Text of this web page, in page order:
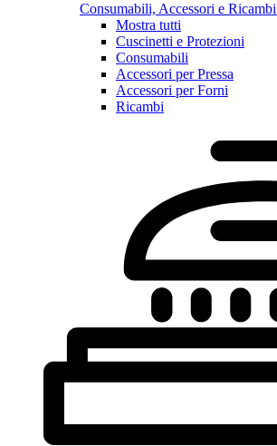
Consumabili, Accessori e Ricambi
Mostra tutti
Cuscinetti e Protezioni
Consumabili
Accessori per Pressa
Accessori per Forni
Ricambi